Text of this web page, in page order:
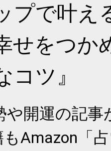
プで叶
をつか
コツ』
や開運の記
Amazon「